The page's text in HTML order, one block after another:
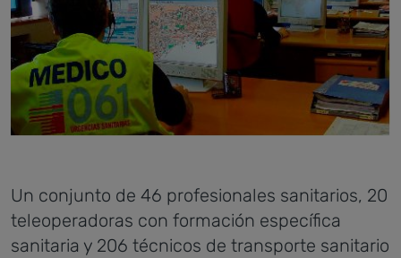
Un conjunto de 46 profesionales sanitarios, 20
teleoperadoras con formación específica
sanitaria y 206 técnicos de transporte sanitario